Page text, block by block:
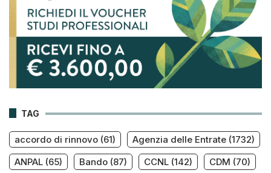
TAG
accordo di rinnovo (61) Agenzia delle Entrate (1732)
ANPAL (65) Bando (87) CCNL (142) CDM (70)